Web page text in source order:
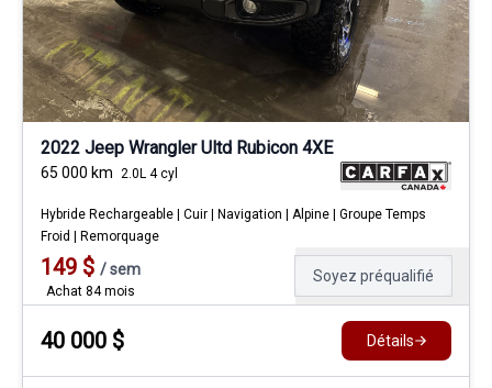
2022 Jeep Wrangler Ultd Rubicon 4XE
65 000 km 2.0L 4 cyl
Hybride Rechargeable | Cuir | Navigation | Alpine | Groupe Temps
Froid | Remorquage
149 $ /sem
Achat 84 mois
Soyez préqualifié
40 000 $ Détails